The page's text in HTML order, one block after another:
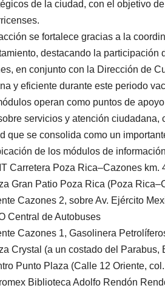
de la ciudad, con el objetivo
se fortalece gracias a la
destacando la
en conjunto con la Dirección de
y eficiente durante este periodo
operan como puntos de
servicios y atención
que se consolida como un
de los módulos de
Carretera Poza Rica–Cazones km.
Gran Patio Poza Rica (Poza
Cazones 2, sobre Av. Ejército
Central de Autobuses
Cazones 1, Gasolinera
Crystal (a un costado del Parabus,
Punto Plaza (Calle 12 Oriente,
Biblioteca Adolfo Rendón